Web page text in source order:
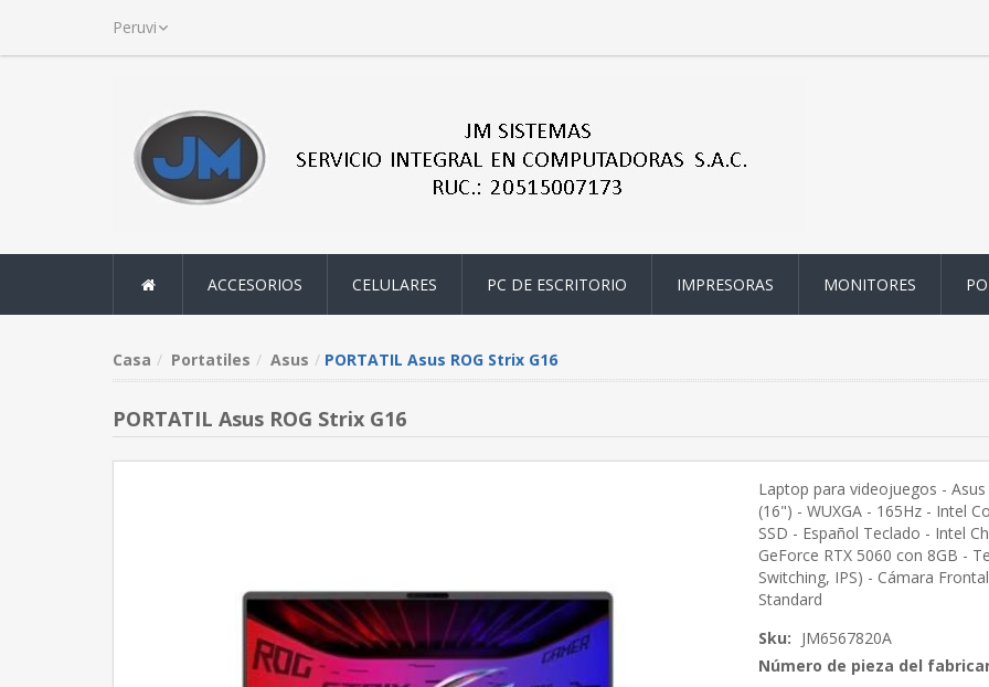
ACCESORIOS CELULARES PC DE ESCRITORIO IMPRESORAS MONITORES
Casa Portatiles Asus PORTATIL Asus ROG Strix G16
PORTATIL Asus ROG Strix G16
Laptop para videojuegos - Asus
(16") - WUXGA - 165Hz - Intel
SSD - Español Teclado - Intel
GeForce RTX 5060 con 8GB -
Switching, IPS) - Cámara
Standard
Sku: JM6567820A
Número de pieza del